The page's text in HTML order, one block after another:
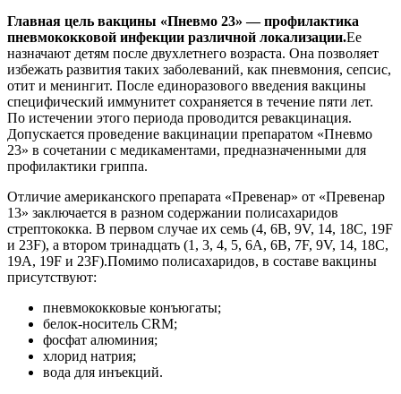
Главная цель вакцины «Пневмо 23» ― профилактика
пневмококковой инфекции различной локализации.Ее
назначают детям после двухлетнего возраста. Она позволяет
избежать развития таких заболеваний, как пневмония, сепсис,
отит и менингит. После единоразового введения вакцины
специфический иммунитет сохраняется в течение пяти лет.
По истечении этого периода проводится ревакцинация.
Допускается проведение вакцинации препаратом «Пневмо
23» в сочетании с медикаментами, предназначенными для
профилактики гриппа.
Отличие американского препарата «Превенар» от «Превенар
13» заключается в разном содержании полисахаридов
стрептококка. В первом случае их семь (4, 6B, 9V, 14, 18С, 19F
и 23F), а втором тринадцать (1, 3, 4, 5, 6A, 6B, 7F, 9V, 14, 18C,
19A, 19F и 23F).Помимо полисахаридов, в составе вакцины
присутствуют:
пневмококковые конъюгаты;
белок-носитель CRM;
фосфат алюминия;
хлорид натрия;
вода для инъекций.